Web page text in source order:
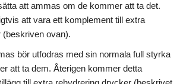
att ammas om de kommer att ta det.
att vara ett komplement till extra
ovan).
bör utfodras med sin normala full styrka
att ta dem. Återigen kommer detta